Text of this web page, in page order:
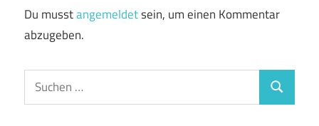
Du musstangemeldetsein, um einen Kommentar
abzugeben.